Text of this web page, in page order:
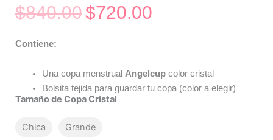
$840.00Original
$720.00
Contiene:
Una copa menstrual Angelcup color cristal
Bolsita tejida para guardar tu copa (color a elegir)
Tamaño de Copa Cristal
Chica Grande